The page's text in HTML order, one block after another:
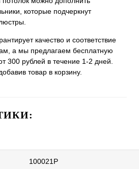
которые подчеркнут
качество и соответствие
а мы предлагаем бесплатную
300 рублей в течение 1-2 дней.
товар в корзину.
100021P